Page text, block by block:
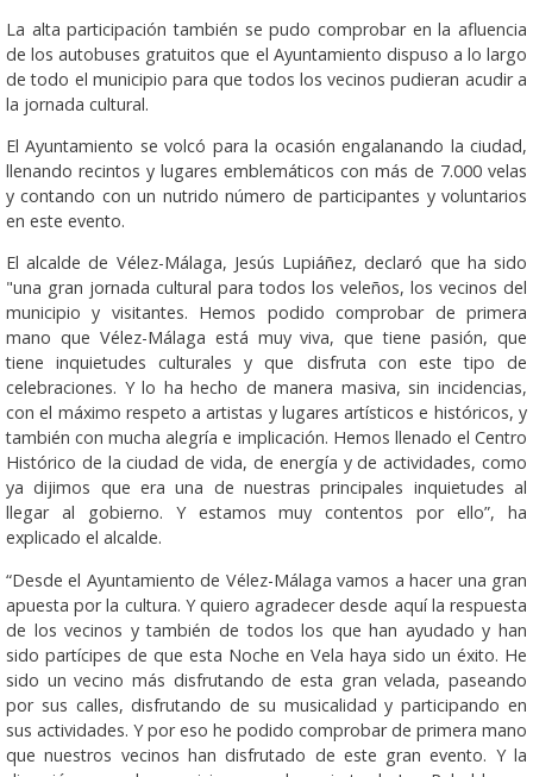
La alta participación también se pudo comprobar en la afluencia
de los autobuses gratuitos que el Ayuntamiento dispuso a lo largo
de todo el municipio para que todos los vecinos pudieran acudir a
la jornada cultural.
El Ayuntamiento se volcó para la ocasión engalanando la ciudad,
llenando recintos y lugares emblemáticos con más de 7.000 velas
y contando con un nutrido número de participantes y voluntarios
en este evento.
El alcalde de Vélez-Málaga, Jesús Lupiáñez, declaró que ha sido
"una gran jornada cultural para todos los veleños, los vecinos del
municipio y visitantes. Hemos podido comprobar de primera
mano que Vélez-Málaga está muy viva, que tiene pasión, que
tiene inquietudes culturales y que disfruta con este tipo de
celebraciones. Y lo ha hecho de manera masiva, sin incidencias,
con el máximo respeto a artistas y lugares artísticos e históricos, y
también con mucha alegría e implicación. Hemos llenado el Centro
Histórico de la ciudad de vida, de energía y de actividades, como
ya dijimos que era una de nuestras principales inquietudes al
llegar al gobierno. Y estamos muy contentos por ello”, ha
explicado el alcalde.
“Desde el Ayuntamiento de Vélez-Málaga vamos a hacer una gran
apuesta por la cultura. Y quiero agradecer desde aquí la respuesta
de los vecinos y también de todos los que han ayudado y han
sido partícipes de que esta Noche en Vela haya sido un éxito. He
sido un vecino más disfrutando de esta gran velada, paseando
por sus calles, disfrutando de su musicalidad y participando en
sus actividades. Y por eso he podido comprobar de primera mano
que nuestros vecinos han disfrutado de este gran evento. Y la